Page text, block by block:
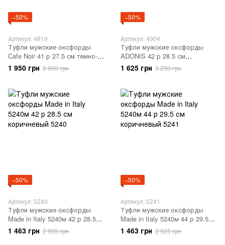
−50%
Артикул: 4819
Туфли мужские оксфорды
Cafe Noir 41 р 27.5 см темно-
коричневый 4819
1 950 грн 3 900 грн
−50%
Артикул: 4904
Туфли мужские оксфорды
ADONIS 42 р 28.5 см
коричневый 4904
1 625 грн 3 250 грн
−50%
Артикул: 5240
Туфли мужские оксфорды
Made in Italy 5240м 42 р 28.5
см коричневый 5240
1 463 грн 2 925 грн
−50%
Артикул: 5241
Туфли мужские оксфорды
Made in Italy 5240м 44 р 29.5
см коричневый 5241
1 463 грн 2 925 грн